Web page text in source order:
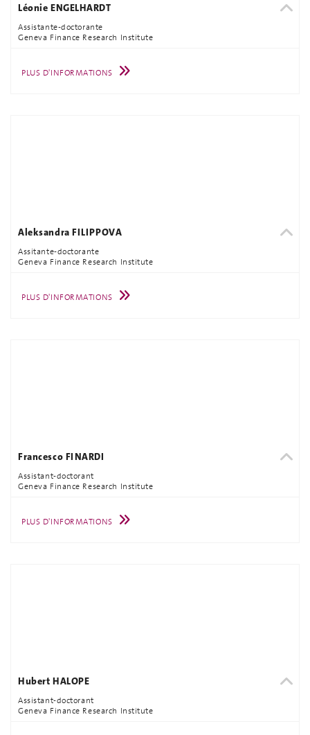
Léonie ENGELHARDT
Assistante-doctorante
Geneva Finance Research Institute
PLUS D'INFORMATIONS
Aleksandra FILIPPOVA
Assitante-doctorante
Geneva Finance Research Institute
PLUS D'INFORMATIONS
Francesco FINARDI
Assistant-doctorant
Geneva Finance Research Institute
PLUS D'INFORMATIONS
Hubert HALOPE
Assistant-doctorant
Geneva Finance Research Institute